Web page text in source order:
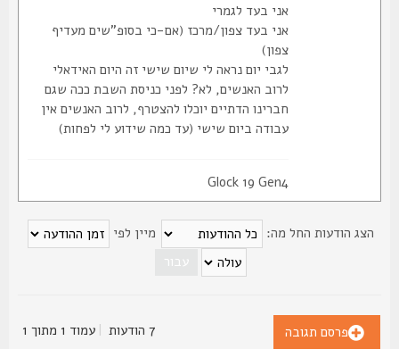
אני בעד לגמרי
אני בעד צפון/מרכז (אם-כי בסופ"שים מעדיף
צפון)
לגבי יום נראה לי שיום שישי זה היום האידאלי
לרוב האנשים, לא? לפני כניסת השבת ככה שגם
חברינו הדתיים יוכלו להצטרף, לרוב האנשים אין
עבודה ביום שישי (עד כמה שידוע לי לפחות)
Glock 19 Gen4
הודעות החל מה: מיין לפי
פרסם תגובה |עמוד1מתוך1